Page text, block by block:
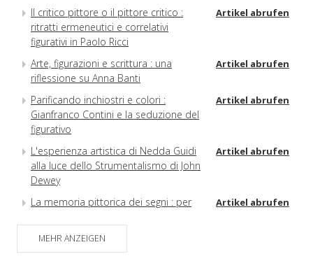
Il critico pittore o il pittore critico :
ritratti ermeneutici e correlativi
figurativi in Paolo Ricci
Artikel abrufen
Arte, figurazioni e scrittura : una
riflessione su Anna Banti
Artikel abrufen
Parificando inchiostri e colori :
Gianfranco Contini e la seduzione del
figurativo
Artikel abrufen
L'esperienza artistica di Nedda Guidi
alla luce dello Strumentalismo di John
Dewey
Artikel abrufen
La memoria pittorica dei segni : per
Artikel abrufen
Lo sguardo inesorabile della Medusa
: Benvenuto Cellini e Italo Calvino
MEHR ANZEIGEN